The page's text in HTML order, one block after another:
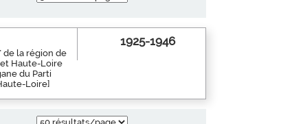
de la région de
Haute-Loire
du Parti
Loire]
1925-1946